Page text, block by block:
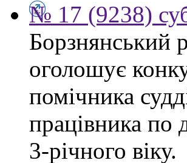
№ 17 (9238)
Борзнянський
оголошує
помічника
працівника по
3-річного віку.